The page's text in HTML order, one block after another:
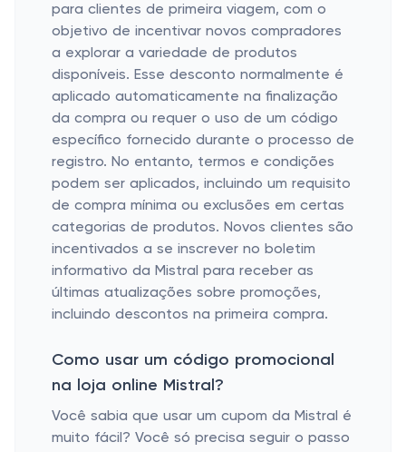
para clientes de primeira viagem, com o
objetivo de incentivar novos compradores
a explorar a variedade de produtos
disponíveis. Esse desconto normalmente é
aplicado automaticamente na finalização
da compra ou requer o uso de um código
específico fornecido durante o processo de
registro. No entanto, termos e condições
podem ser aplicados, incluindo um requisito
de compra mínima ou exclusões em certas
categorias de produtos. Novos clientes são
incentivados a se inscrever no boletim
informativo da Mistral para receber as
últimas atualizações sobre promoções,
incluindo descontos na primeira compra.
Como usar um código promocional
na loja online Mistral?
Você sabia que usar um cupom da Mistral é
muito fácil? Você só precisa seguir o passo